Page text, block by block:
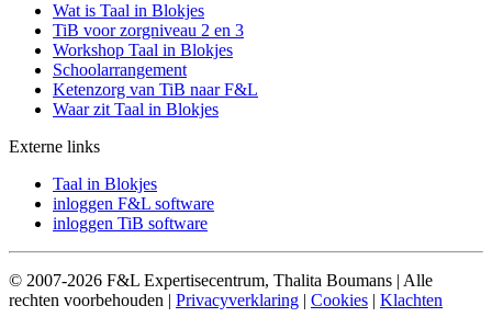
Wat is Taal in Blokjes
TiB voor zorgniveau 2 en 3
Workshop Taal in Blokjes
Schoolarrangement
Ketenzorg van TiB naar F&L
Waar zit Taal in Blokjes
Externe links
Taal in Blokjes
inloggen F&L software
inloggen TiB software
© 2007-2026 F&L Expertisecentrum, Thalita Boumans | Alle
rechten voorbehouden | Privacyverklaring | Cookies | Klachten